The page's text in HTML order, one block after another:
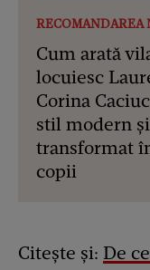
RECOMANDAREA
Cum arată
locuiesc
Corina
stil modern
transformat
copii
Citește și: De